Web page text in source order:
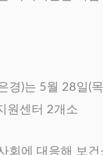
경)는 5월 28일(
원센터 2개소
회에 대응해 보